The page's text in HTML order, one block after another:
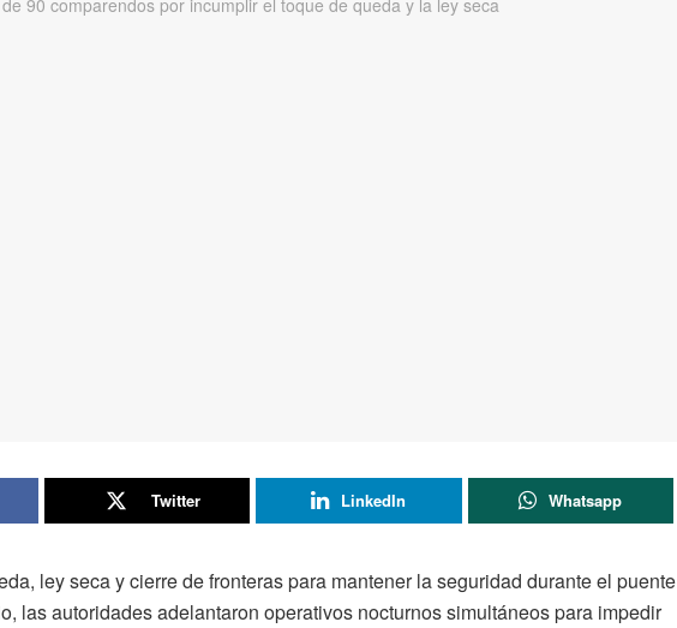
Twitter LinkedIn Whatsapp
ley seca y cierre de fronteras para mantener la seguridad durante el puente
las autoridades adelantaron operativos nocturnos simultáneos para impedir